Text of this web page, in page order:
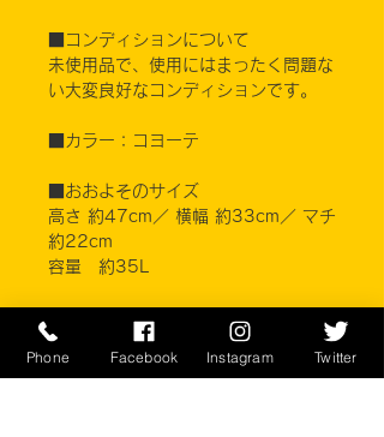
■コンディションについて
未使用品で、使用にはまったく問題な
い大変良好なコンディションです。
■カラー：コヨーテ
■おおよそのサイズ
高さ 約47cm／ 横幅 約33cm／ マチ
約22cm
容量 約35L
※ご注意ください
実店舗と在庫共有しているため、注文
のタイミングにより売り切れとなって
Phone Facebook Instagram Twitter